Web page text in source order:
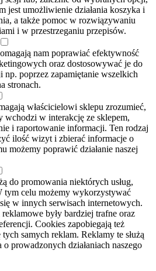
jest umożliwienie działania koszyka i
a także pomoc w rozwiązywaniu
i w przestrzeganiu przepisów.
nam poprawiać efektywność
oraz dostosowywać je do
poprzez zapamiętanie wszelkich
stronach.
właścicielowi sklepu zrozumieć,
wchodzi w interakcję ze sklepem,
i raportowanie informacji. Ten rodzaj
ilość wizyt i zbierać informacje o
możemy poprawić działanie naszej
do promowania niektórych usług,
tym celu możemy wykorzystywać
w innych serwisach internetowych.
były bardziej trafne oraz
Cookies zapobiegają też
samych reklam. Reklamy te służą
prowadzonych działaniach naszego